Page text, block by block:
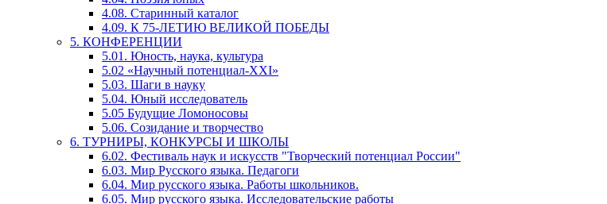
4.08. Старинный каталог
4.09. К 75-ЛЕТИЮ ВЕЛИКОЙ ПОБЕДЫ
5. КОНФЕРЕНЦИИ
5.01. Юность, наука, культура
5.02 «Научный потенциал-XXI»
5.03. Шаги в науку
5.04. Юный исследователь
5.05 Будущие Ломоносовы
5.06. Созидание и творчество
6. ТУРНИРЫ, КОНКУРСЫ И ШКОЛЫ
6.02. Фестиваль наук и искусств "Творческий потенциал России"
6.03. Мир Русского языка. Педагоги
6.04. Мир русского языка. Работы школьников.
6.05. Мир русского языка. Исследовательские работы